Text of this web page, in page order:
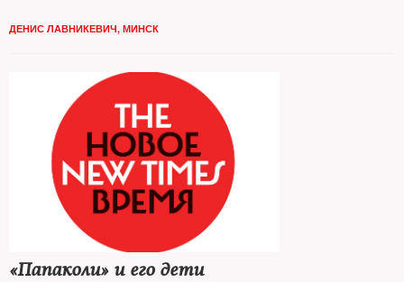
ДЕНИС ЛАВНИКЕВИЧ, МИНСК
«Папаколи» и его дети